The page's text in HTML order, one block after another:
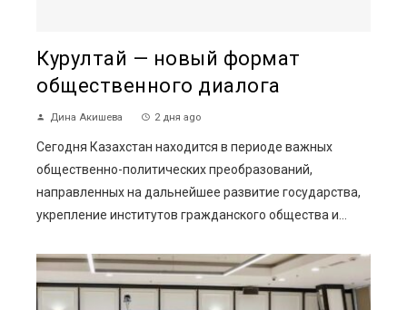
Курултай — новый формат
общественного диалога
Дина Акишева 2 дня ago
Сегодня Казахстан находится в периоде важных
общественно-политических преобразований,
направленных на дальнейшее развитие государства,
укрепление институтов гражданского общества и...